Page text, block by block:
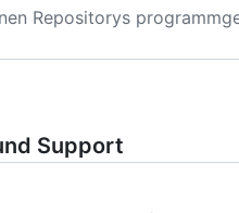
Repositorys
Support